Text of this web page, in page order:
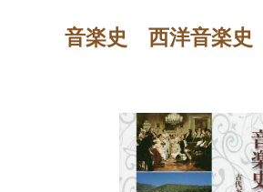
音楽史 西洋音楽史